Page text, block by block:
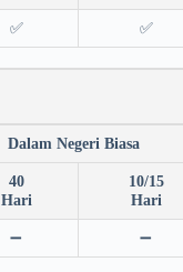
✅ ✅
Dalam Negeri Biasa
40
Hari
10/15
Hari
➖ ➖